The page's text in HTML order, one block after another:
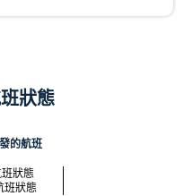
狀態
的航班
狀態
班狀態